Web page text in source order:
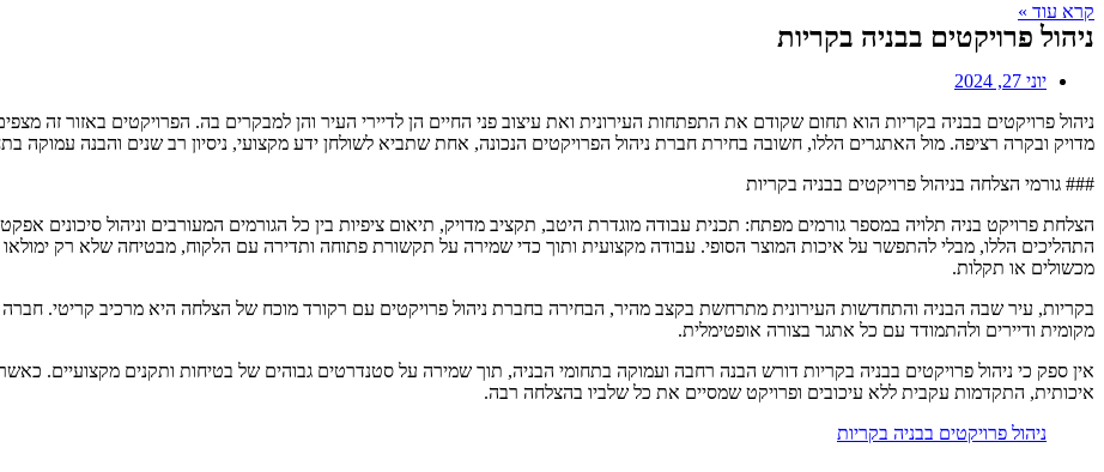
קרא עוד »
ניהול פרויקטים בבניה בקריות
יוני 27, 2024
ניהול פרויקטים בבניה בקריות הוא תחום שקודם את התפתחות העירונית ואת עיצוב פני החיים הן לדיירי העיר והן למבקרים בה. הפרויקטים באזור זה
מדויק ובקרה רציפה. מול האתגרים הללו, חשובה בחירת חברת ניהול הפרויקטים הנכונה, אחת שתביא לשולחן ידע מקצועי, ניסיון רב שנים והבנה עמוקה
### גורמי הצלחה בניהול פרויקטים בבניה בקריות
הצלחת פרויקט בניה תלויה במספר גורמים מפתח: תכנית עבודה מוגדרת היטב, תקציב מדויק, תיאום ציפיות בין כל הגורמים המעורבים וניהול סיכונים
התהליכים הללו, מבלי להתפשר על איכות המוצר הסופי. עבודה מקצועית ותוך כדי שמירה על תקשורת פתוחה ותדירה עם הלקוח, מבטיחה שלא רק
מכשולים או תקלות.
בקריות, עיר שבה הבניה והתחדשות העירונית מתרחשת בקצב מהיר, הבחירה בחברת ניהול פרויקטים עם רקורד מוכח של הצלחה היא מרכיב קריטי. חברה
מקומית ודיירים ולהתמודד עם כל אתגר בצורה אופטימלית.
אין ספק כי ניהול פרויקטים בבניה בקריות דורש הבנה רחבה ועמוקה בתחומי הבניה, תוך שמירה על סטנדרטים גבוהים של בטיחות ותקנים מקצועיים.
איכותית, התקדמות עקבית ללא עיכובים ופרויקט שמסיים את כל שלביו בהצלחה רבה.
ניהול פרויקטים בבניה בקריות